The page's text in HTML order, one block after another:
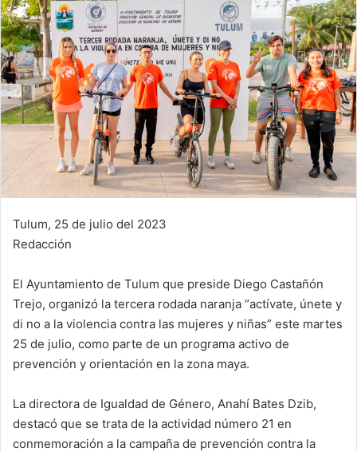
Tulum, 25 de julio del 2023
Redacción
El Ayuntamiento de Tulum que preside Diego Castañón
Trejo, organizó la tercera rodada naranja “actívate, únete y
di no a la violencia contra las mujeres y niñas” este martes
25 de julio, como parte de un programa activo de
prevención y orientación en la zona maya.
La directora de Igualdad de Género, Anahí Bates Dzib,
destacó que se trata de la actividad número 21 en
conmemoración a la campaña de prevención contra la